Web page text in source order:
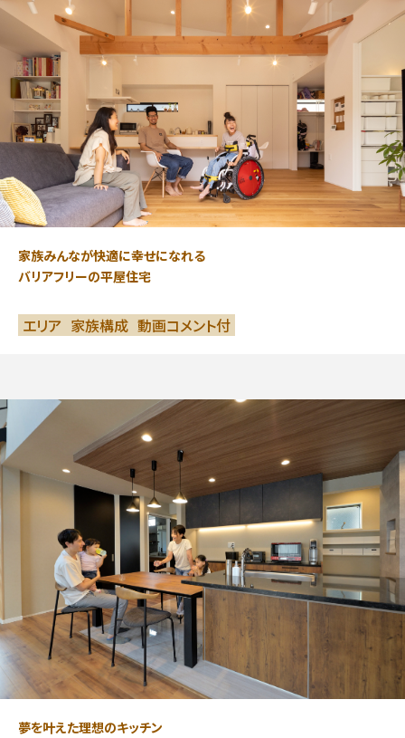
家族みんなが快適に幸せになれる
バリアフリーの平屋住宅
エリア 家族構成 動画コメント付
夢を叶えた理想のキッチン